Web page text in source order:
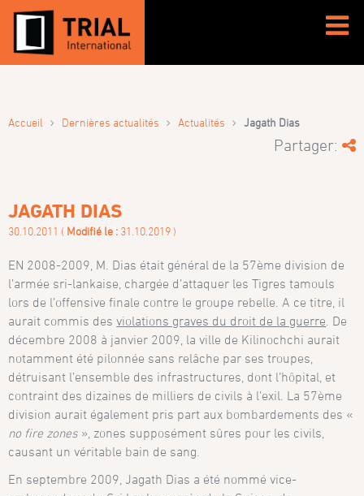
Accueil › Dernières actualités › Actualités › Jagath Dias
Partager:
JAGATH DIAS
30.10.2011 ( Modifié le : 31.10.2019 )
EN 2008-2009, M. Dias était général de la 57ème division de
l’armée sri-lankaise, chargée d’attaquer les Tigres tamouls
lors de l’offensive finale contre le groupe rebelle. A ce titre, il
aurait commis desviolations graves du droit de la guerre . De
décembre 2008 à janvier 2009, la ville de Kilinochchi aurait
notamment été pilonnée sans relâche par ses troupes,
détruisant l’ensemble des infrastructures, dont l’hôpital, et
contraint des dizaines de milliers de civils à l’exil. La 57ème
division aurait également pris part aux bombardements des «
no fire zones », zones supposément sûres pour les civils,
causant un véritable bain de sang.
En septembre 2009, Jagath Dias a été nommé vice-